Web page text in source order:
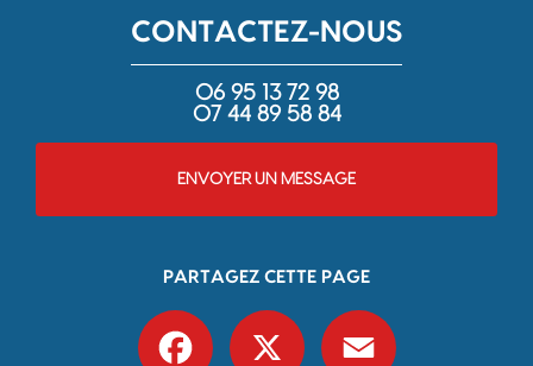
CONTACTEZ-NOUS
06 95 13 72 98
07 44 89 58 84
ENVOYER UN MESSAGE
PARTAGEZ CETTE PAGE
Facebook